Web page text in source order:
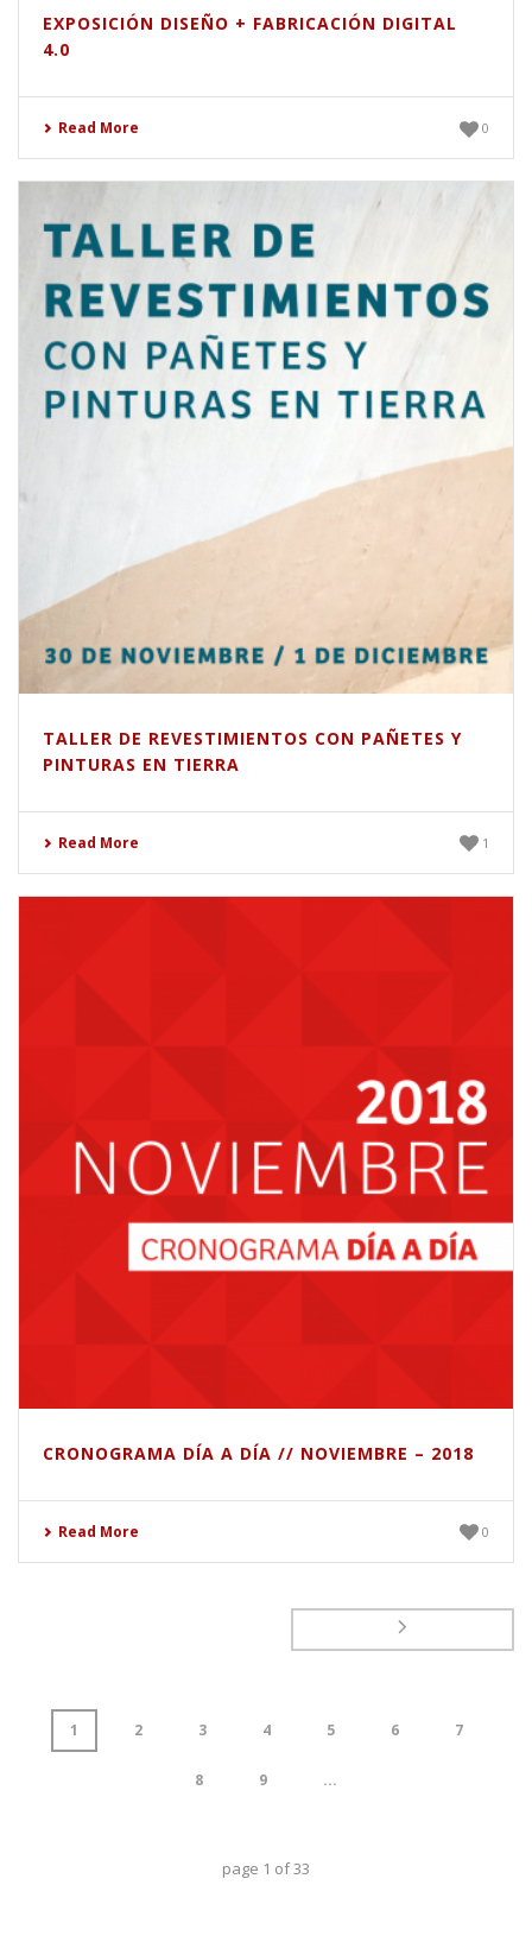
EXPOSICIÓN DISEÑO + FABRICACIÓN DIGITAL
4.0
Read More 0
TALLER DE REVESTIMIENTOS CON PAÑETES Y
PINTURAS EN TIERRA
Read More 1
CRONOGRAMA DÍA A DÍA // NOVIEMBRE – 2018
Read More 0
1 2 3 4 5 6 7
8 9 ...
page 1 of33